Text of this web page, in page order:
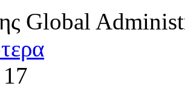
Global